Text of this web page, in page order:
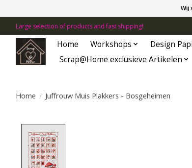
Large selection of products and fast shipping!
Home Workshops Design
Scrap@Home exclusieve Artikelen
Home / Juffrouw Muis Plakkers - Bosgeheimen
Wij